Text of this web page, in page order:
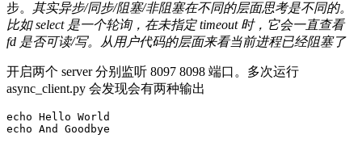
步。 其实异步/同步/阻塞/非阻塞在不同的层面思考是不同的。
比如 select 是一个轮询，在未指定 timeout 时，它会一直查看
fd 是否可读/写。从用户代码的层面来看当前进程已经阻塞了
开启两个 server 分别监听 8097 8098 端口。多次运行
async_client.py 会发现会有两种输出
echo Hello World
echo And Goodbye